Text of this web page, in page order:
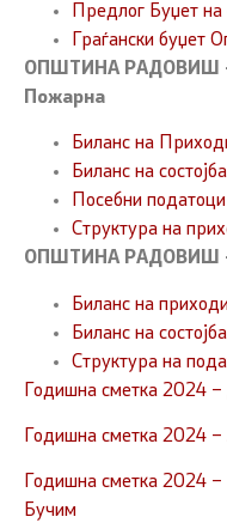
Предлог Буџет
Граѓански
ОПШТИНА РАДОВИШ –
Пожарна
Биланс на
Биланс на
Посебни
Структура на
ОПШТИНА РАДОВИШ –
Биланс на
Биланс на
Структура на
Годишна сметка 2024
Годишна сметка 2024
Годишна сметка 2024 –
Бучим